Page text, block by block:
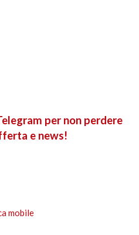
per non perdere
e news!